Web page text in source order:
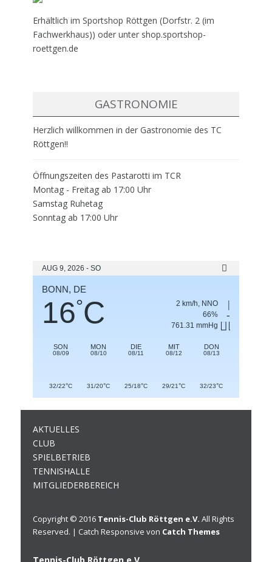
Erhältlich im Sportshop Röttgen (Dorfstr. 2 (im
Fachwerkhaus)) oder unter shop.sportshop-
roettgen.de
GASTRONOMIE
Herzlich willkommen in der Gastronomie des TC
Röttgen!!
Öffnungszeiten des Pastarotti im TCR
Montag - Freitag ab 17:00 Uhr
Samstag Ruhetag
Sonntag ab 17:00 Uhr
AUG 9, 2026 - SO
BONN, DE
16°C
2 km/h, NNO
66%
761.31 mmHg
SON
08/09
MON
08/10
DIE
08/11
MIT
08/12
DON
08/13
32/22°C 31/20°C 25/18°C 29/21°C 32/23°C
AKTUELLES
CLUB
SPIELBETRIEB
TENNISHALLE
MITGLIEDERBEREICH
Copyright © 2016 Tennis-Club Röttgen e.V. All Rights
Reserved. | Catch Responsive von Catch Themes